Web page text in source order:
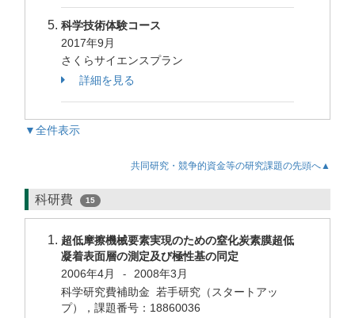
科学技術体験コース
2017年9月
さくらサイエンスプラン
詳細を見る
▼全件表示
共同研究・競争的資金等の研究課題の先頭へ▲
科研費 15
超低摩擦機械要素実現のための窒化炭素膜超低
凝着表面層の測定及び極性基の同定
2006年4月
-
2008年3月
科学研究費補助金 若手研究（スタートアッ
プ），課題番号：18860036